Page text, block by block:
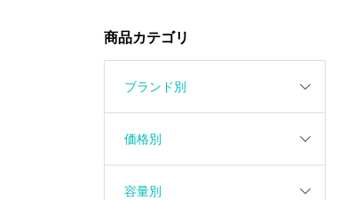
商品カテゴリ
ブランド別
価格別
容量別